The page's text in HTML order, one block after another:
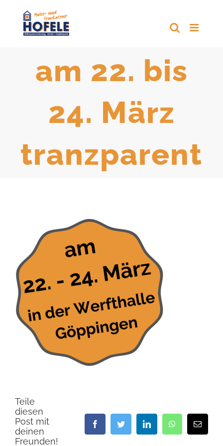
am 22. bis
24. März
tranzparent
Teile
diesen
Post mit
deinen
Freunden!
FacebookTwitter LinkedIn WhatsApp
E-
Mail